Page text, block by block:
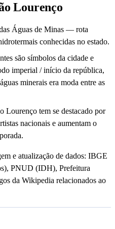
Lourenço
Águas de Minas — rota
conhecidas no estado.
são símbolos da cidade e
imperial / início da república,
minerais era moda entre as
Lourenço tem se destacado por
nacionais e aumentam o
e atualização de dados: IBGE
PNUD (IDH), Prefeitura
da Wikipedia relacionados ao